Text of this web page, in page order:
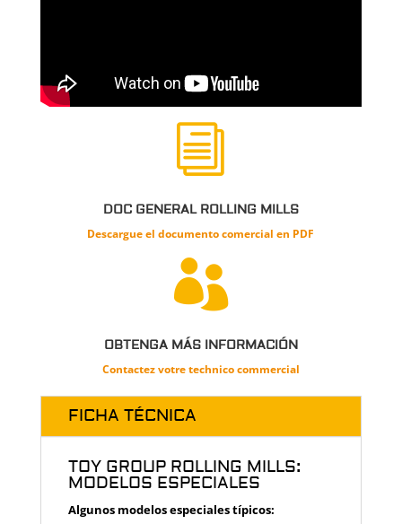
i
DOC GENERAL ROLLING MILLS
Descargue el documentocomercial en PDF

OBTENGA MÁS INFORMACIÓN
Contactez votre technico commercial
FICHA TÉCNICA
TOY GROUP ROLLING MILLS:
MODELOS ESPECIALES
Algunos modelos especiales típicos: